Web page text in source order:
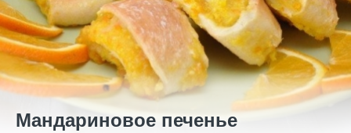
Мандариновое печенье